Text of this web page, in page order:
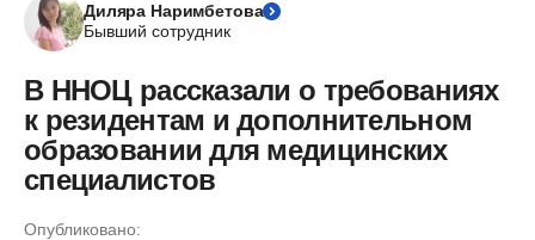
Диляра Наримбетова
Бывший сотрудник
В ННОЦ рассказали о требованиях
к резидентам и дополнительном
образовании для медицинских
специалистов
Опубликовано: